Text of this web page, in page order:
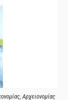
Αρχειονομίας